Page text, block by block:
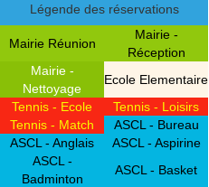
Légende des réservations
Mairie Réunion
Mairie -
Réception
Mairie -
Nettoyage
Ecole Elementaire
Tennis - Ecole
Tennis - Loisirs
Tennis - Match
ASCL - Bureau
ASCL - Anglais
ASCL - Aspirine
ASCL -
Badminton
ASCL - Basket